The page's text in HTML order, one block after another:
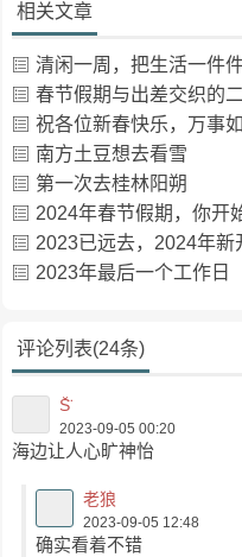
相关文章
清闲一周，把生活一件
春节假期与出差交织的
祝各位新春快乐，万事
南方土豆想去看雪
第一次去桂林阳朔
2024年春节假期，你开
2023已远去，2024年新
2023年最后一个工作日
评论列表(24条)
S̆̈
2023-09-05 00:20
海边让人心旷神怡
老狼
2023-09-05 12:48
确实看着不错